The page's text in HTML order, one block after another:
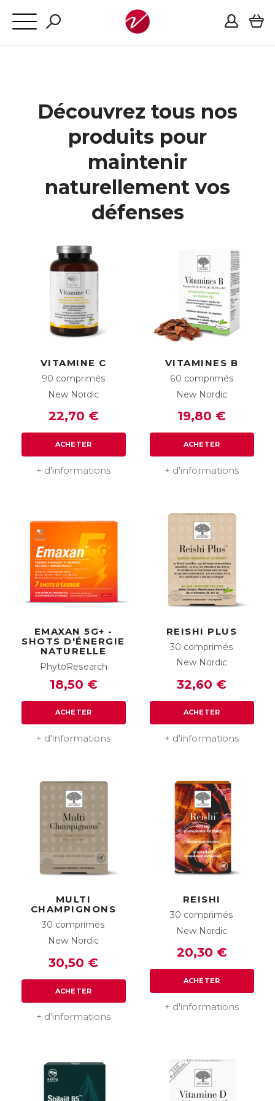
Découvrez tous nos
produits pour
maintenir
naturellement vos
défenses
VITAMINE C
90 comprimés
New Nordic
22,70 €
ACHETER
+ d'informations
VITAMINES B
60 comprimés
New Nordic
19,80 €
ACHETER
+ d'informations
EMAXAN 5G+ -
SHOTS D'ÉNERGIE
NATURELLE
PhytoResearch
18,50 €
ACHETER
+ d'informations
REISHI PLUS
30 comprimés
New Nordic
32,60 €
ACHETER
+ d'informations
MULTI
CHAMPIGNONS
30 comprimés
New Nordic
30,50 €
ACHETER
+ d'informations
REISHI
30 comprimés
New Nordic
20,30 €
ACHETER
+ d'informations